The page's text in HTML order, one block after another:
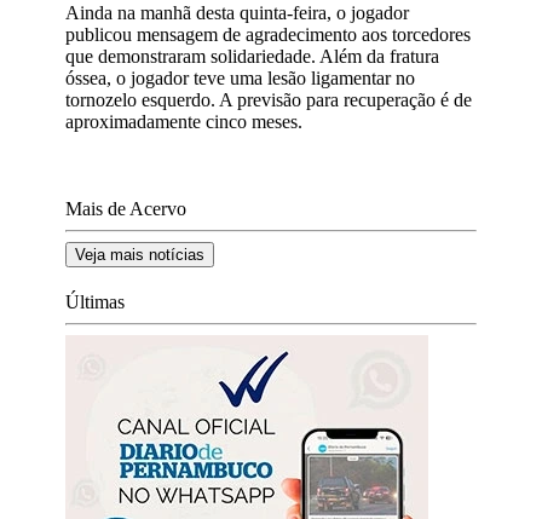
Ainda na manhã desta quinta-feira, o jogador
publicou mensagem de agradecimento aos torcedores
que demonstraram solidariedade. Além da fratura
óssea, o jogador teve uma lesão ligamentar no
tornozelo esquerdo. A previsão para recuperação é de
aproximadamente cinco meses.
Mais de Acervo
Veja mais notícias
Últimas